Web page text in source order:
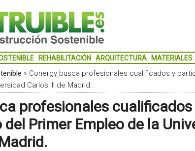
REHABILITACIÓN ARQUITECTURA MATERIALES
» Conergy busca profesionales cualificados y
Carlos III de Madrid.
profesionales
del Primer Empleo de la